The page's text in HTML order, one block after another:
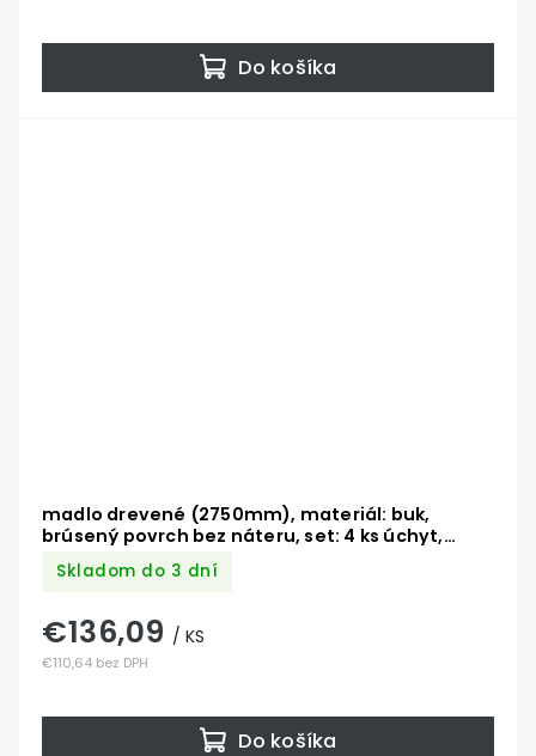
Do košíka
madlo drevené (2750mm), materiál: buk,
brúsený povrch bez náteru, set: 4 ks úchyt,
madlo s ukončením
Skladom do 3 dní
€110,64 bez DPH
€136,09 / KS
Do košíka